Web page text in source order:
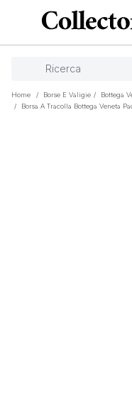
Home / Borse E Valigie / Bottega
/
Borsa A Tracolla Bottega Veneta